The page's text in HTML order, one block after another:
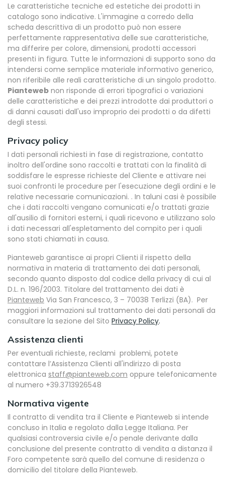
Le caratteristiche tecniche ed estetiche dei prodotti in
catalogo sono indicative. L'immagine a corredo della
scheda descrittiva di un prodotto può non essere
perfettamente rappresentativa delle sue caratteristiche,
ma differire per colore, dimensioni, prodotti accessori
presenti in figura. Tutte le informazioni di supporto sono da
intendersi come semplice materiale informativo generico,
non riferibile alle reali caratteristiche di un singolo prodotto.
Pianteweb non risponde di errori tipografici o variazioni
delle caratteristiche e dei prezzi introdotte dai produttori o
di danni causati dall'uso improprio dei prodotti o da difetti
degli stessi.
Privacy policy
I dati personali richiesti in fase di registrazione, contatto
inoltro dell'ordine sono raccolti e trattati con la finalità di
soddisfare le espresse richieste del Cliente e attivare nei
suoi confronti le procedure per l'esecuzione degli ordini e le
relative necessarie comunicazioni. . In taluni casi è possibile
che i dati raccolti vengano comunicati e/o trattati grazie
all'ausilio di fornitori esterni, i quali ricevono e utilizzano solo
i dati necessari all'espletamento del compito per i quali
sono stati chiamati in causa.
Pianteweb garantisce ai propri Clienti il rispetto della
normativa in materia di trattamento dei dati personali,
secondo quanto disposto dal codice della privacy di cui al
D.L. n. 196/2003. Titolare del trattamento dei dati è
Pianteweb Via San Francesco, 3 – 70038 Terlizzi (BA). Per
maggiori informazioni sul trattamento dei dati personali da
consultare la sezione del Sito Privacy Policy.
Assistenza clienti
Per eventuali richieste, reclami problemi, potete
contattare l’Assistenza Clienti all'indirizzo di posta
elettronica staff@pianteweb.com oppure telefonicamente
al numero +39.3713926548
Normativa vigente
Il contratto di vendita tra il Cliente e Pianteweb si intende
concluso in Italia e regolato dalla Legge Italiana. Per
qualsiasi controversia civile e/o penale derivante dalla
conclusione del presente contratto di vendita a distanza il
Foro competente sarà quello del comune di residenza o
domicilio del titolare della Pianteweb.